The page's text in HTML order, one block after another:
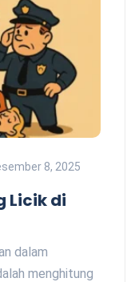
8, 2025
Licik di
dalam
menghitung